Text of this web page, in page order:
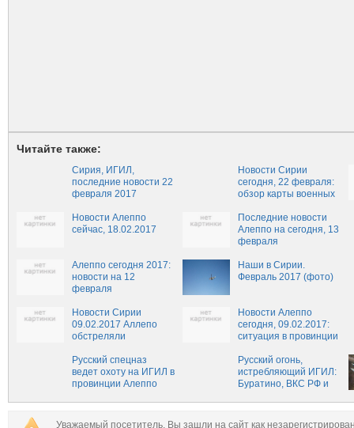
Читайте также:
Сирия, ИГИЛ,
последние новости 22
февраля 2017
Новости Сирии
сегодня, 22 февраля:
обзор карты военных
новости Алеппо
22.02.2017, ситуация в
Сирии сейчас, сводки
действий на 22
февраля
Новости Алеппо
сейчас, 18.02.2017
Последние новости
Алеппо на сегодня, 13
февраля
Алеппо сегодня 2017:
новости на 12
февраля
Наши в Сирии.
Февраль 2017 (фото)
Новости Сирии
09.02.2017 Аллепо
обстреляли
Новости Алеппо
сегодня, 09.02.2017:
ситуация в провинции
Русский спецназ
ведет охоту на ИГИЛ в
провинции Алеппо
Русский огонь,
истребляющий ИГИЛ:
Буратино, ВКС РФ и
Уважаемый посетитель, Вы зашли на сайт как